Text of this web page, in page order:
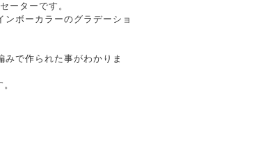
ーターです。
ボーカラーのグラデーショ
で作られた事がわかりま